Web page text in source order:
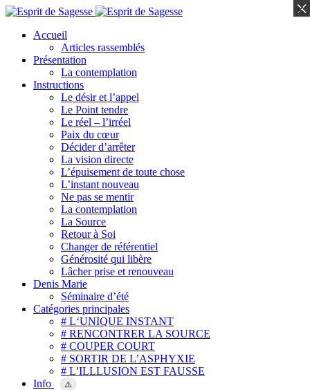
Accueil
Articles rassemblés
Présentation
La contemplation
Instructions
Le désir et l’appel
Le Point tendre
Le réel – l’irréel
Paix du cœur
Décider d’arrêter
La vision directe
L’épuisement de toute chose
L’instant nouveau
Ne pas se mentir
La contemplation
La Source
Retour à Soi
Changer de référentiel
Générosité qui libère
Lâcher prise et renouveau
Denis Marie
Séminaire d’été
Catégories principales
# L‘UNIQUE INSTANT
# RENCONTRER LA SOURCE
# COUPER COURT
# SORTIR DE L’ASPHYXIE
# L’ILLLUSION EST FAUSSE
Info
⚠️
×
×